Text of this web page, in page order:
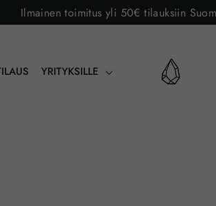
Ilmainen toimitus yli 50€ tilauksiin
YRITYKSILLE